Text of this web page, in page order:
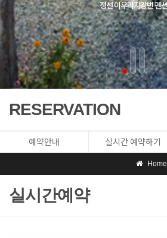
RESERVATION
예약안내 실시간 예약하기
Home
실시간예약